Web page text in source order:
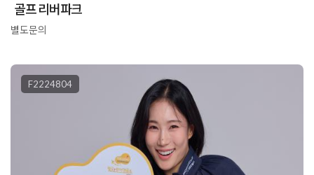
골프 리버파크
별도문의
F2224804